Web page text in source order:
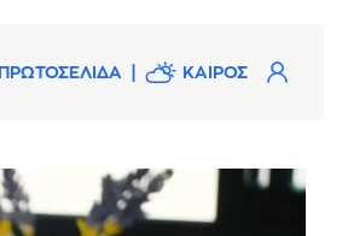
ΠΡΩΤΟΣΕΛΙΔΑ ΚΑΙΡΟΣ